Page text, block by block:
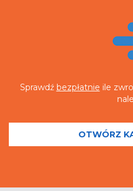
Sprawdź bezpłatnie ile
OTWÓRZ